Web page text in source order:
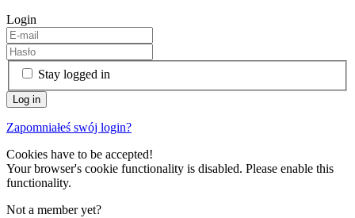
Login
Stay logged in
Zapomniałeś swój login?
Cookies have to be accepted!
Your browser's cookie functionality is disabled. Please enable this
functionality.
Not a member yet?